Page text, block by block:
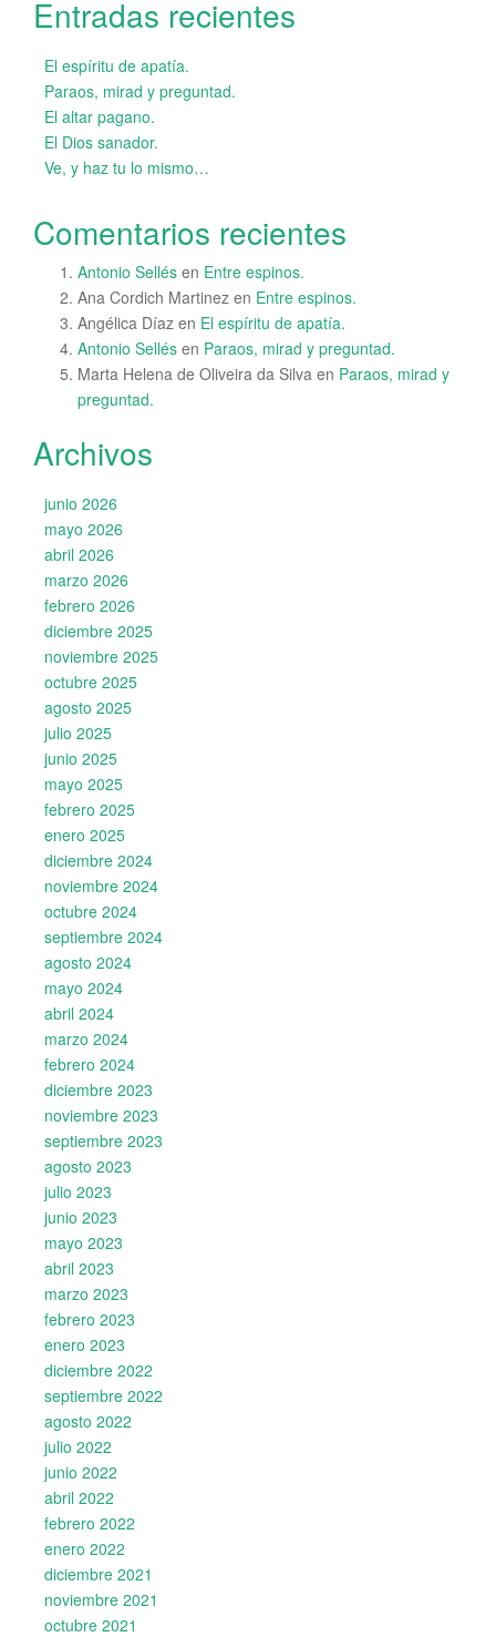
Entradas recientes
El espíritu de apatía.
Paraos, mirad y preguntad.
El altar pagano.
El Dios sanador.
Ve, y haz tu lo mismo…
Comentarios recientes
Antonio Sellés en Entre espinos.
Ana Cordich Martinez en Entre espinos.
Angélica Díaz en El espíritu de apatía.
Antonio Sellés en Paraos, mirad y preguntad.
Marta Helena de Oliveira da Silva en Paraos, mirad y
preguntad.
Archivos
junio 2026
mayo 2026
abril 2026
marzo 2026
febrero 2026
diciembre 2025
noviembre 2025
octubre 2025
agosto 2025
julio 2025
junio 2025
mayo 2025
febrero 2025
enero 2025
diciembre 2024
noviembre 2024
octubre 2024
septiembre 2024
agosto 2024
mayo 2024
abril 2024
marzo 2024
febrero 2024
diciembre 2023
noviembre 2023
septiembre 2023
agosto 2023
julio 2023
junio 2023
mayo 2023
abril 2023
marzo 2023
febrero 2023
enero 2023
diciembre 2022
septiembre 2022
agosto 2022
julio 2022
junio 2022
abril 2022
febrero 2022
enero 2022
diciembre 2021
noviembre 2021
octubre 2021